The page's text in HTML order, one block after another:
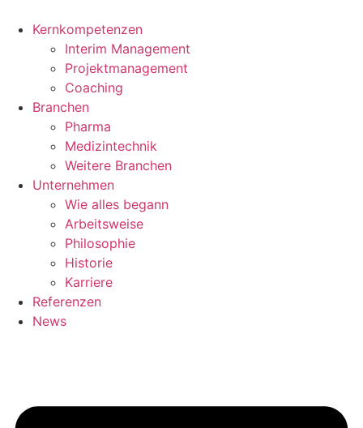
Inhalt
springen
Kernkompetenzen
Interim Management
Projektmanagement
Coaching
Branchen
Pharma
Medizintechnik
Weitere Branchen
Unternehmen
Wie alles begann
Arbeitsweise
Philosophie
Historie
Karriere
Referenzen
News